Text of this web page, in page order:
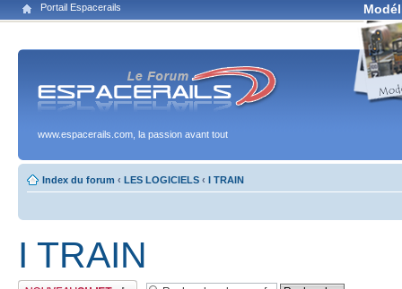
Portail Espacerails
www.espacerails.com, la passion avant tout
Index du forum ‹ LES LOGICIELS ‹ I TRAIN
I TRAIN
Publier un nouveau sujet